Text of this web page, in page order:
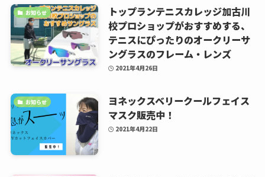
お知らせ
トップランテニスカレッジ加古川
校プロショップがおすすめする、
テニスにぴったりのオークリーサ
ングラスのフレーム・レンズ
2021年4月26日
お知らせ
ヨネックスベリークールフェイス
マスク販売中！
2021年4月22日